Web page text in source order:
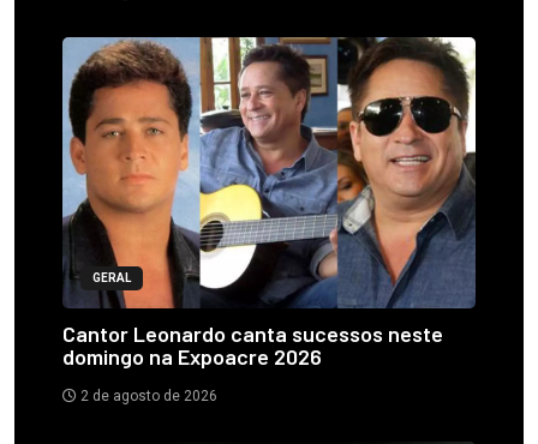
GERAL
Cantor Leonardo canta sucessos neste
domingo na Expoacre 2026
2 de agosto de 2026